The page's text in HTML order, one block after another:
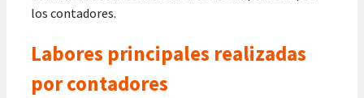
los contadores.
Labores principales realizadas
por contadores